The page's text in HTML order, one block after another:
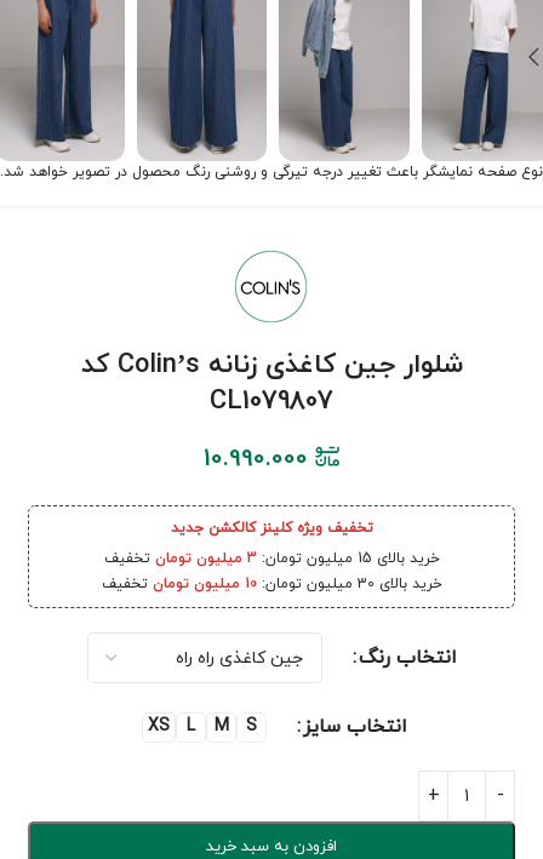
نوع صفحه نمایشگر باعث تغییر درجه تیرگی و روشنی رنگ محصول در تصویر خواهد شد.
شلوار جین کاغذی زنانه Colin’s کد
CL1079807
10.990.000
تخفیف ویژه کلینز کالکشن جدید
خرید بالای 15 میلیون تومان:
3 میلیون تومان
تخفیف
خرید بالای 30 میلیون تومان:
10 میلیون تومان تخفیف
انتخاب رنگ
انتخاب سایز S
M
L
XS
افزودن به سبد خرید